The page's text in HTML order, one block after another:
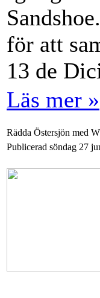
för att
13 de
Läs mer »
Rädda Östersjön med
Publicerad söndag 27